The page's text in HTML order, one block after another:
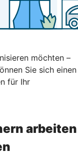
möchten –
Sie sich einen
für Ihr
arbeiten